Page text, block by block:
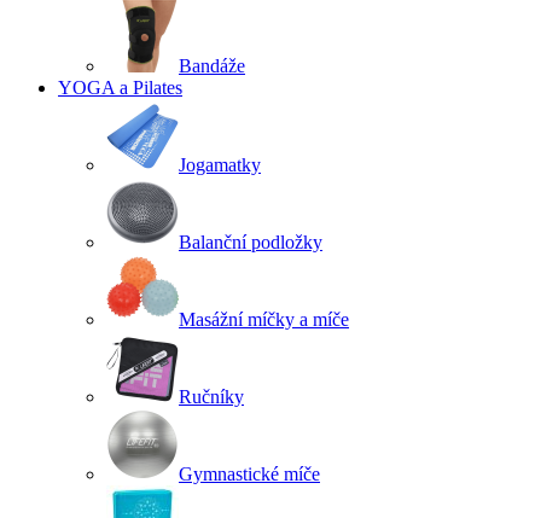
Bandáže
YOGA a Pilates
Jogamatky
Balanční podložky
Masážní míčky a míče
Ručníky
Gymnastické míče